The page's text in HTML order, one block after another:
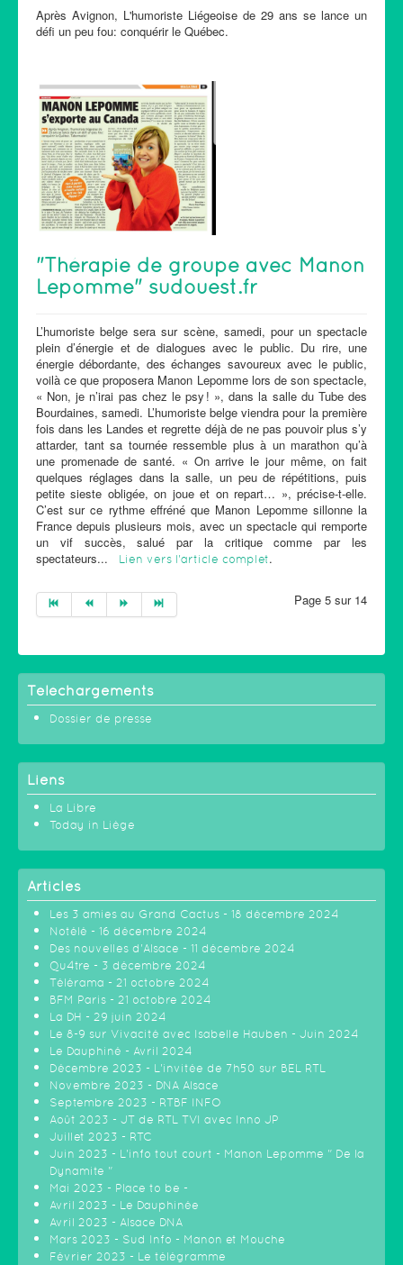
Après Avignon, L'humoriste Liégeoise de 29 ans se lance un
défi un peu fou: conquérir le Québec.
"Thérapie de groupe avec Manon
Lepomme" sudouest.fr
L’humoriste belge sera sur scène, samedi, pour un spectacle
plein d’énergie et de dialogues avec le public. Du rire, une
énergie débordante, des échanges savoureux avec le public,
voilà ce que proposera Manon Lepomme lors de son spectacle,
« Non, je n’irai pas chez le psy ! », dans la salle du Tube des
Bourdaines, samedi. L’humoriste belge viendra pour la première
fois dans les Landes et regrette déjà de ne pas pouvoir plus s’y
attarder, tant sa tournée ressemble plus à un marathon qu’à
une promenade de santé. « On arrive le jour même, on fait
quelques réglages dans la salle, un peu de répétitions, puis
petite sieste obligée, on joue et on repart… », précise-t-elle.
C’est sur ce rythme effréné que Manon Lepomme sillonne la
France depuis plusieurs mois, avec un spectacle qui remporte
un vif succès, salué par la critique comme par les
spectateurs...
Lien vers l'article complet.
Page 5 sur 14
Téléchargements
Dossier de presse
Liens
La Libre
Today in Liège
Articles
Les 3 amies au Grand Cactus - 18 décembre 2024
Notélé - 16 décembre 2024
Des nouvelles d'Alsace - 11 décembre 2024
Qu4tre - 3 décembre 2024
Télérama - 21 octobre 2024
BFM Paris - 21 octobre 2024
La DH - 29 juin 2024
Le 8-9 sur Vivacité avec Isabelle Hauben - Juin 2024
Le Dauphiné - Avril 2024
Décembre 2023 - L'invitée de 7h50 sur BEL RTL
Novembre 2023 - DNA Alsace
Septembre 2023 - RTBF INFO
Août 2023 - JT de RTL TVI avec Inno JP
Juillet 2023 - RTC
Juin 2023 - L'info tout court - Manon Lepomme " De la
Dynamite "
Mai 2023 - Place to be -
Avril 2023 - Le Dauphinée
Avril 2023 - Alsace DNA
Mars 2023 - Sud Info - Manon et Mouche
Février 2023 - Le télégramme